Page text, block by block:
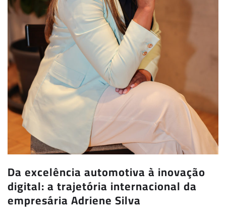
Da excelência automotiva à inovação
digital: a trajetória internacional da
empresária Adriene Silva